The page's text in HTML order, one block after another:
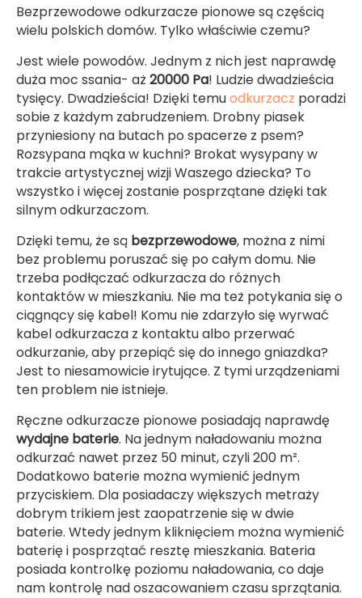
Bezprzewodowe odkurzacze pionowe są częścią
wielu polskich domów. Tylko właściwie czemu?
Jest wiele powodów. Jednym z nich jest naprawdę
duża moc ssania- aż 20000 Pa! Ludzie dwadzieścia
tysięcy. Dwadzieścia! Dzięki temuodkurzacz poradzi
sobie z każdym zabrudzeniem. Drobny piasek
przyniesiony na butach po spacerze z psem?
Rozsypana mąka w kuchni? Brokat wysypany w
trakcie artystycznej wizji Waszego dziecka? To
wszystko i więcej zostanie posprzątane dzięki tak
silnym odkurzaczom.
Dzięki temu, że są bezprzewodowe, można z nimi
bez problemu poruszać się po całym domu. Nie
trzeba podłączać odkurzacza do różnych
kontaktów w mieszkaniu. Nie ma też potykania się o
ciągnący się kabel! Komu nie zdarzyło się wyrwać
kabel odkurzacza z kontaktu albo przerwać
odkurzanie, aby przepiąć się do innego gniazdka?
Jest to niesamowicie irytujące. Z tymi urządzeniami
ten problem nie istnieje.
Ręczne odkurzacze pionowe posiadają naprawdę
wydajne baterie. Na jednym naładowaniu można
odkurzać nawet przez 50 minut, czyli 200 m².
Dodatkowo baterie można wymienić jednym
przyciskiem. Dla posiadaczy większych metraży
dobrym trikiem jest zaopatrzenie się w dwie
baterie. Wtedy jednym kliknięciem można wymienić
baterię i posprzątać resztę mieszkania. Bateria
posiada kontrolkę poziomu naładowania, co daje
nam kontrolę nad oszacowaniem czasu sprzątania.